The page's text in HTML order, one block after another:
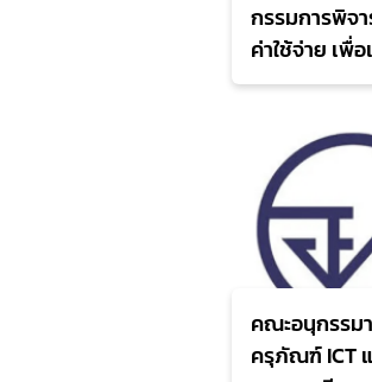
กรรมการพิจ
ค่าใช้จ่าย เพื่
ประสิทธิภาพ
ที่ 4/2569
คณะอนุกรรม
ครุภัณฑ์ ICT